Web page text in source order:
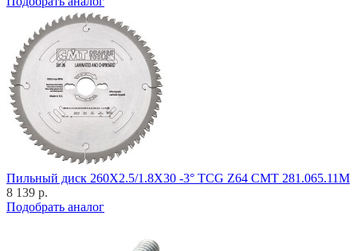
Пильный диск 260X2.5/1.8X30 -3° TCG Z64 CMT 281.065.11M
8 139 р.
Подобрать аналог